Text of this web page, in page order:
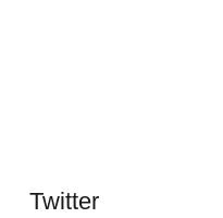
Twitter